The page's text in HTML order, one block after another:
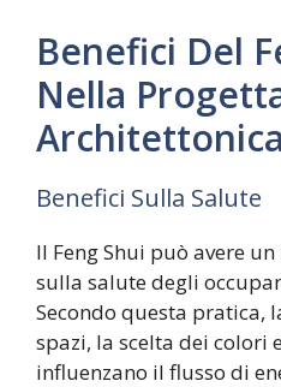
Benefici Del
Nella
Architettonica
Benefici Sulla Salute
Il Feng Shui può avere
sulla salute degli
Secondo questa pratica,
spazi, la scelta dei colori
influenzano il flusso di